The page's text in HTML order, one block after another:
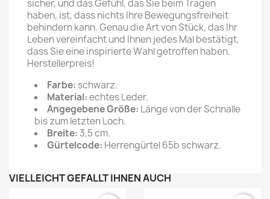
sicher, und das Gefühl, das Sie beim Tragen
haben, ist, dass nichts Ihre Bewegungsfreiheit
behindern kann. Genau die Art von Stück, das Ihr
Leben vereinfacht und Ihnen jedes Mal bestätigt,
dass Sie eine inspirierte Wahl getroffen haben.
Herstellerpreis!
Farbe: schwarz.
Material:echtes Leder.
Angegebene Größe: Länge von der Schnalle
bis zum letzten Loch.
Breite:3,5 cm.
Gürtelcode: Herrengürtel 65b schwarz.
VIELLEICHT GEFÄLLT IHNEN AUCH